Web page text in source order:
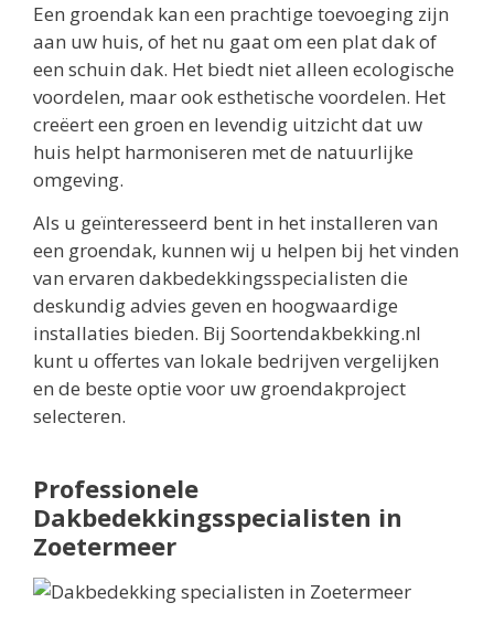
Een groendak kan een prachtige toevoeging zijn
aan uw huis, of het nu gaat om een plat dak of
een schuin dak. Het biedt niet alleen ecologische
voordelen, maar ook esthetische voordelen. Het
creëert een groen en levendig uitzicht dat uw
huis helpt harmoniseren met de natuurlijke
omgeving.
Als u geïnteresseerd bent in het installeren van
een groendak, kunnen wij u helpen bij het vinden
van ervaren dakbedekkingsspecialisten die
deskundig advies geven en hoogwaardige
installaties bieden. Bij Soortendakbekking.nl
kunt u offertes van lokale bedrijven vergelijken
en de beste optie voor uw groendakproject
selecteren.
Professionele
Dakbedekkingsspecialisten in
Zoetermeer